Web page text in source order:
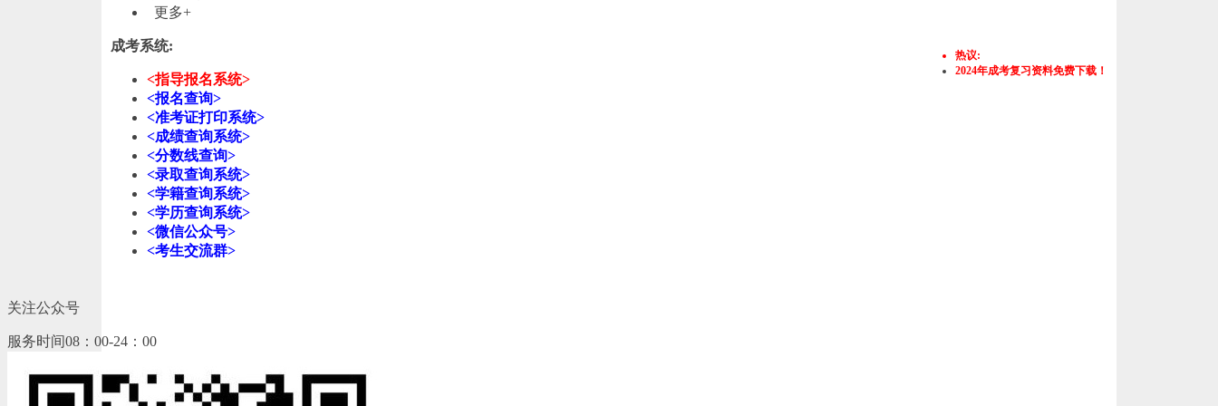
更多+
热议:
2024年成考复习资料免费下载！
成考系统:
<指导报名系统>
<报名查询>
<准考证打印系统>
<成绩查询系统>
<分数线查询>
<录取查询系统>
<学籍查询系统>
<学历查询系统>
<微信公众号>
<考生交流群>
关注公众号
服务时间08：00-24：00